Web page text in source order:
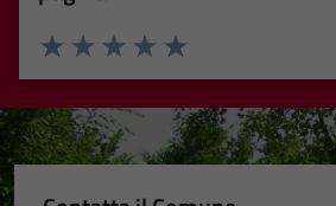
Valuta 5 stelle su 5
Valuta 4 stelle su 5
Valuta 3 stelle su 5
Valuta 2 stelle su 5
Valuta 1 stelle su 5